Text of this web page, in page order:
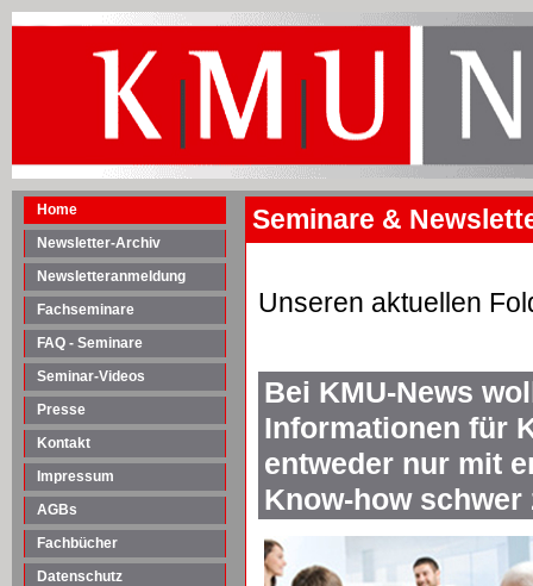
Home
Newsletter-Archiv
Newsletteranmeldung
Fachseminare
FAQ - Seminare
Seminar-Videos
Presse
Kontakt
Impressum
AGBs
Fachbücher
Datenschutz
Seminare &
Unseren aktuellen
Bei KMU-News
Informationen für
entweder nur mit
Know-how